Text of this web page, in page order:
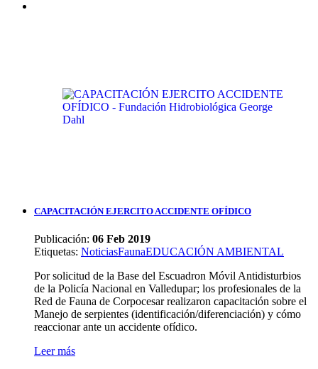
CAPACITACIÓN EJERCITO ACCIDENTE OFÍDICO
Publicación: 06 Feb 2019
Etiquetas: NoticiasFaunaEDUCACIÓN AMBIENTAL
Por solicitud de la Base del Escuadron Móvil Antidisturbios
de la Policía Nacional en Valledupar; los profesionales de la
Red de Fauna de Corpocesar realizaron capacitación sobre el
Manejo de serpientes (identificación/diferenciación) y cómo
reaccionar ante un accidente ofídico.
Leer más